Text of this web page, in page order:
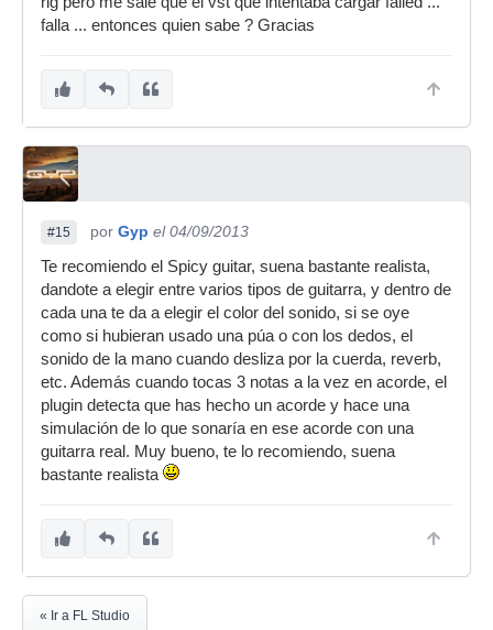
falla ... entonces quien sabe ? Gracias
#15 por Gyp el 04/09/2013
Te recomiendo el Spicy guitar, suena bastante realista,
dandote a elegir entre varios tipos de guitarra, y dentro de
cada una te da a elegir el color del sonido, si se oye
como si hubieran usado una púa o con los dedos, el
sonido de la mano cuando desliza por la cuerda, reverb,
etc. Además cuando tocas 3 notas a la vez en acorde, el
plugin detecta que has hecho un acorde y hace una
simulación de lo que sonaría en ese acorde con una
guitarra real. Muy bueno, te lo recomiendo, suena
bastante realista
« Ir a FL Studio